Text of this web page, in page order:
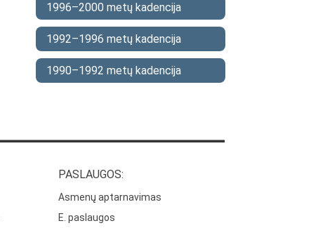
1996–2000 metų kadencija
1992–1996 metų kadencija
1990–1992 metų kadencija
PASLAUGOS:
Asmenų aptarnavimas
E. paslaugos